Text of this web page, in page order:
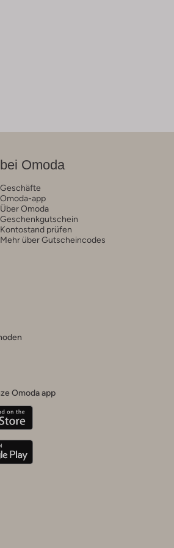
bei Omoda
Geschäfte
Omoda-app
Über Omoda
Geschenkgutschein
Kontostand prüfen
Mehr über Gutscheincodes
Omoda app